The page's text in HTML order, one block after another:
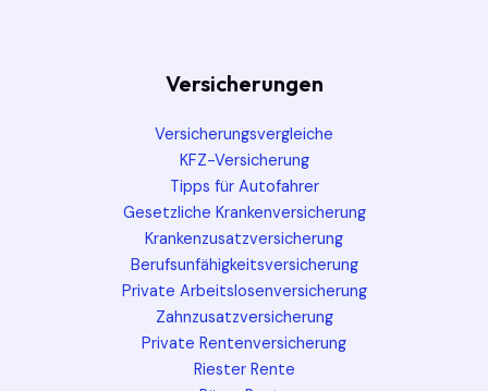
Versicherungen
Versicherungsvergleiche
KFZ-Versicherung
Tipps für Autofahrer
Gesetzliche Krankenversicherung
Krankenzusatzversicherung
Berufsunfähigkeitsversicherung
Private Arbeitslosenversicherung
Zahnzusatzversicherung
Private Rentenversicherung
Riester Rente